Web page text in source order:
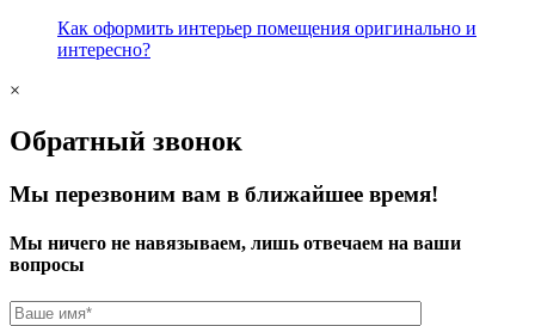
Как оформить интерьер помещения оригинально и
интересно?
×
Обратный звонок
Мы перезвоним вам в ближайшее время!
Мы ничего не навязываем, лишь отвечаем на ваши
вопросы